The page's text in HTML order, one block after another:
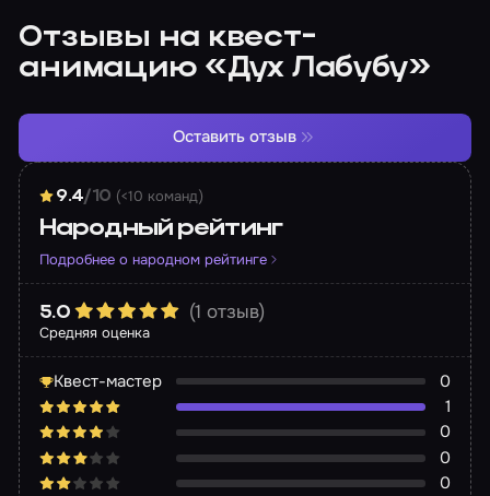
Отзывы на квест-
анимацию «Дух Лабубу»
9.4/10 (<10 команд)
Народный рейтинг
Подробнее о народном рейтинге
Средняя оценка
5.0 (1 отзыв)
Квест-мастер
0
1
0
0
0
Оставить отзыв